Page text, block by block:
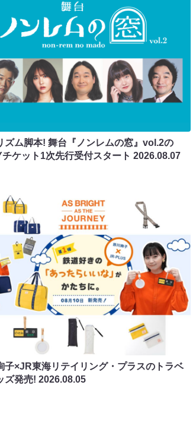
ズム脚本! 舞台『ノンレムの窓』vol.2の
チケット1次先行受付スタート2026.08.07
子×JR東海リテイリング・プラスのトラベ
ズ発売!2026.08.05